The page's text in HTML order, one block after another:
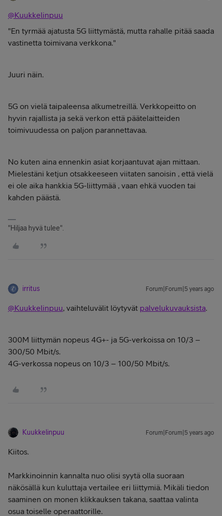
@Kuukkelinpuu
"En tyrmää ajatusta 5G liittymästä, mutta rahalle pitää saada
vastinetta toimivana verkkona."
Juuri näin.
5G on vielä taipaleensa alkumetreillä. Verkkopeitto on
hyvin rajallista ja sekä verkon että päätelaitteiden
toimivuudessa on paljon parannettavaa.
No kuten aina ennenkin asiat korjaantuvat ajan mittaan.
Mielestäni ketjun otsakkeeseen viitaten sanoisin , että vielä
ei ole aika hankkia 5G-liittymää , vaan ehkä vuoden tai
kahden päästä.
"Hiljaa hyvä tulee".
irritus Forum|Forum|5 years ago
@Kuukkelinpuu, vaihteluvälit löytyvät palvelukuvauksista.
300M liittymän nopeus 4G+- ja 5G-verkoissa on 10/3 –
300/50 Mbit/s.
4G-verkossa nopeus on 10/3 – 100/50 Mbit/s.
Kuukkelinpuu Forum|Forum|5 years ago
Kiitos.
Markkinoinnin kannalta nuo olisi syytä olla suoraan
näkösällä kun kuluttaja vertailee eri liittymiä. Mikäli tiedon
saaminen on monen klikkauksen takana, saattaa valinta
osua toiselle operaattorille.